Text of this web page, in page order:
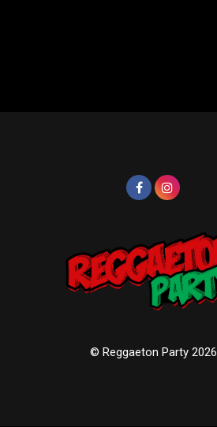
© Reggaeton Party 2026